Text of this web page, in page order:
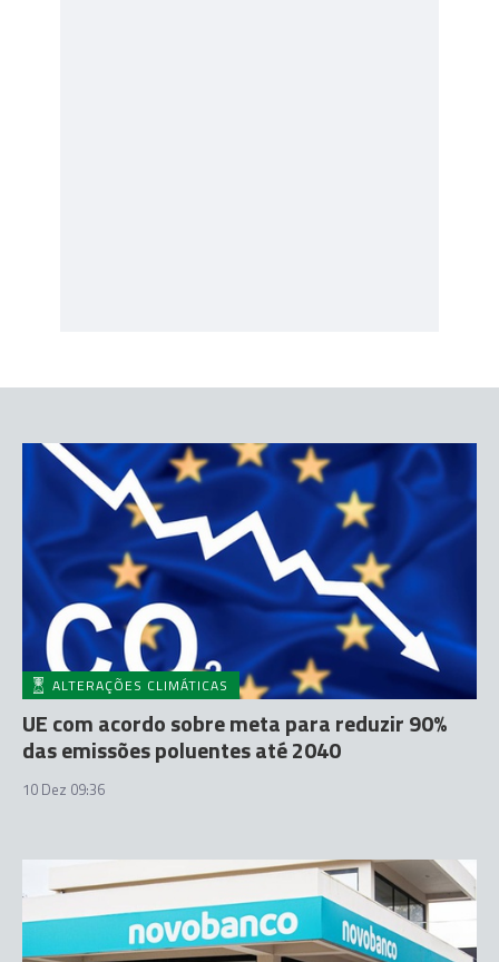
ALTERAÇÕES CLIMÁTICAS
UE com acordo sobre meta para reduzir 90%
das emissões poluentes até 2040
10 Dez 09:36